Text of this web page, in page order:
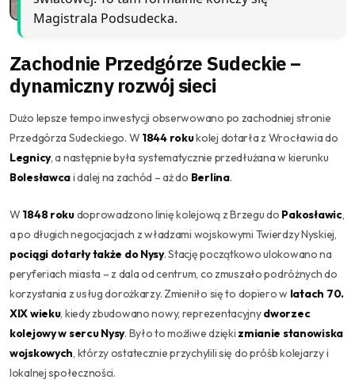
Magistrala Podsudecka.
Zachodnie Przedgórze Sudeckie –
dynamiczny rozwój sieci
Dużo lepsze tempo inwestycji obserwowano po zachodniej stronie
Przedgórza Sudeckiego. W 1844 rokukolej dotarła z Wrocławia do
Legnicy, a następnie była systematycznie przedłużana w kierunku
Bolesławcai dalej na zachód – aż do Berlina.
W 1848 rokudoprowadzono linię kolejową z Brzegu do Pakosławic,
a po długich negocjacjach z władzami wojskowymi Twierdzy Nyskiej,
pociągi dotarły także do Nysy. Stację początkowo ulokowano na
peryferiach miasta – z dala od centrum, co zmuszało podróżnych do
korzystania z usług dorożkarzy. Zmieniło się to dopiero w latach 70.
XIX wieku, kiedy zbudowano nowy, reprezentacyjnydworzec
kolejowy w sercu Nysy. Było to możliwe dzięki zmianie stanowiska
wojskowych, którzy ostatecznie przychylili się do próśb kolejarzy i
lokalnej społeczności.